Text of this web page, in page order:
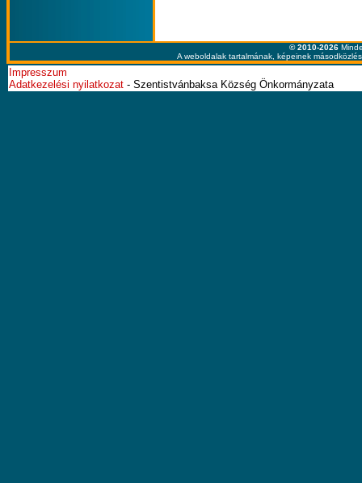
© 2010-2026
A weboldalak tartalmának, képeinek
Impresszum
Adatkezelési nyilatkozat - Szentistvánbaksa Község Önkormányzata